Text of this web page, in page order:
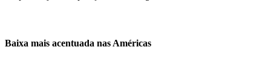
Baixa mais acentuada nas Américas